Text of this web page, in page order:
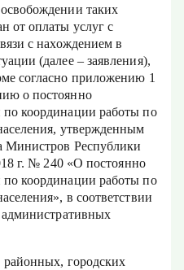
таких
от оплаты услуг с
с нахождением в
(далее – заявления),
согласно приложению 1
о постоянно
координации работы по
утвержденным
Министров Республики
г. № 240 «О постоянно
координации работы по
в соответствии
административных
районных, городских